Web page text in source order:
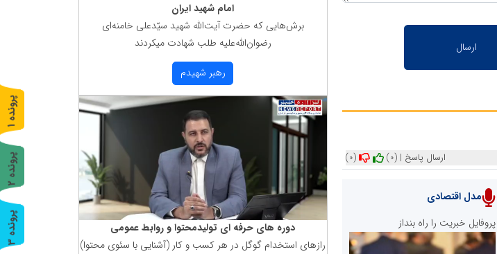
(0)
(0) ارسال پاسخ |
مدل اقتصادی
پروفایل خبریت را راه بنداز
امام شهید ایران
برش‌هایی كه حضرت آیت‌الله شهید سیّدعلی خامنه‌ای
رضوان‌الله‌علیه طلب شهادت میكردند
رهبر شهیدم
دوره های حرفه ای تولیدمحتوا و روابط عمومی
رازهای استخدام گوگل در هر كسب و كار (آشنایی با سئوی محتوا)
پ
ر
و
ن
د
ه
1
پ
ر
و
ن
د
ه
2
پ
ر
و
ن
د
ه
3